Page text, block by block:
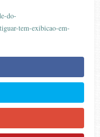
do-
tem-exibicao-em-